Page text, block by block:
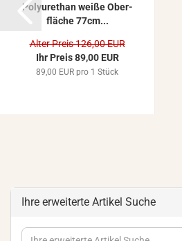
Po­ly­ure­than weiße Ober­
flä­che 77cm...
Alter Preis 126,00 EUR
Ihr Preis 89,00 EUR
89,00 EUR pro 1 Stück
Ihre erweiterte Artikel Suche
Ihre